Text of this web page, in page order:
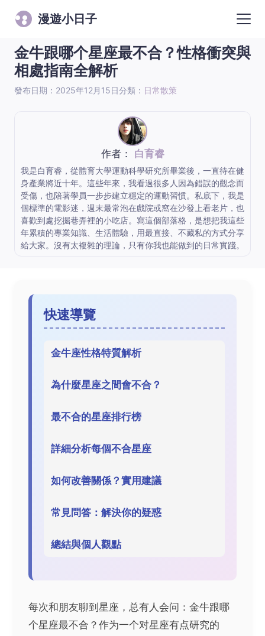
漫遊小日子
金牛跟哪个星座最不合？性格衝突與
相處指南全解析
發布日期：2025年12月15日分類： 日常散策
作者： 白育睿
我是白育睿，從體育大學運動科學研究所畢業後，一直待在健
身產業將近十年。這些年來，我看過很多人因為錯誤的觀念而
受傷，也陪著學員一步步建立穩定的運動習慣。私底下，我是
個標準的電影迷，週末最常泡在戲院或窩在沙發上看老片，也
喜歡到處挖掘巷弄裡的小吃店。寫這個部落格，是想把我這些
年累積的專業知識、生活體驗，用最直接、不藏私的方式分享
給大家。沒有太複雜的理論，只有你我也能做到的日常實踐。
快速導覽
金牛座性格特質解析
為什麼星座之間會不合？
最不合的星座排行榜
詳細分析每個不合星座
如何改善關係？實用建議
常見問答：解決你的疑惑
總結與個人觀點
每次和朋友聊到星座，总有人会问：金牛跟哪
个星座最不合？作为一个对星座有点研究的